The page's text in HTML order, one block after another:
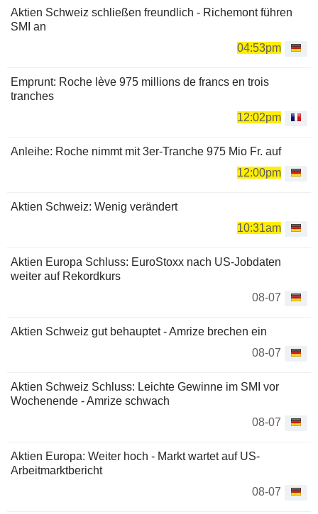
Aktien Schweiz schließen freundlich - Richemont führen
SMI an
04:53pm
Emprunt: Roche lève 975 millions de francs en trois
tranches
12:02pm
Anleihe: Roche nimmt mit 3er-Tranche 975 Mio Fr. auf
12:00pm
Aktien Schweiz: Wenig verändert
10:31am
Aktien Europa Schluss: EuroStoxx nach US-Jobdaten
weiter auf Rekordkurs
08-07
Aktien Schweiz gut behauptet - Amrize brechen ein
08-07
Aktien Schweiz Schluss: Leichte Gewinne im SMI vor
Wochenende - Amrize schwach
08-07
Aktien Europa: Weiter hoch - Markt wartet auf US-
Arbeitmarktbericht
08-07